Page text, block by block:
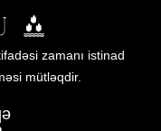
zamanı istinad
mütləqdir.